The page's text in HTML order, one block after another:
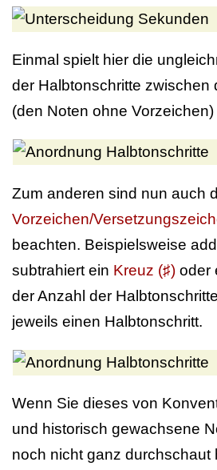
Einmal spielt hier die
der Halbtonschritte zwischen
(den Noten ohne
Zum anderen sind nun auch
Vorzeichen/
beachten. Beispielsweise
subtrahiert ein Kreuz (♯) oder
der Anzahl der
jeweils einen Halbtonschritt.
Wenn Sie dieses von
und historisch gewachsene
noch nicht ganz durchschaut